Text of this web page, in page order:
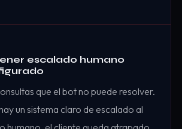
escalado humano
que el bot no puede resolver.
un sistema claro de escalado al